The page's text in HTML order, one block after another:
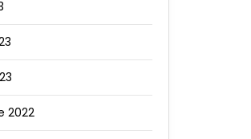
2022